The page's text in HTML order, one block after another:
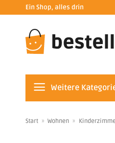
springen
Ein Shop, alles drin
Weitere
Start » Wohnen »